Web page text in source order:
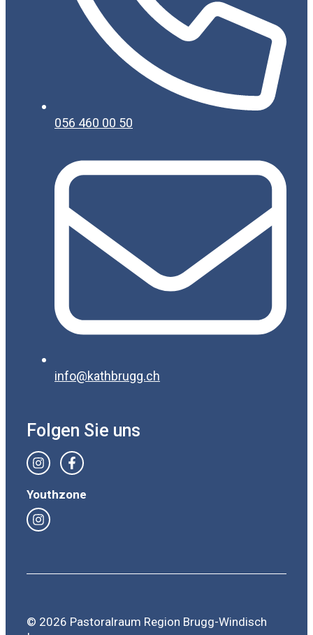
056 460 00 50
info@kathbrugg.ch
Folgen Sie uns
Youthzone
© 2026 Pastoralraum Region Brugg-Windisch